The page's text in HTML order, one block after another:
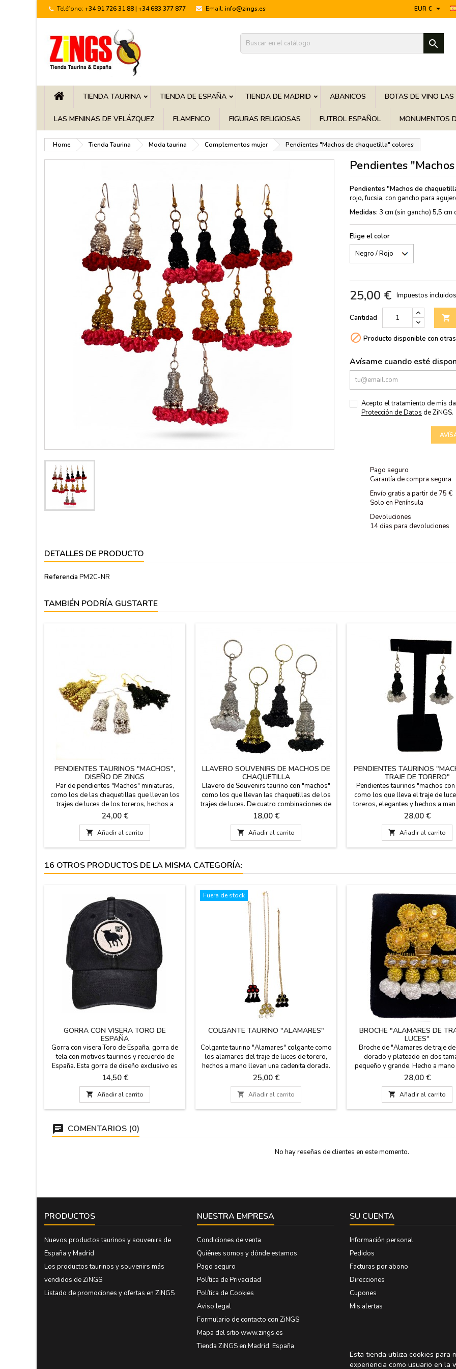
Teléfono: +34 91 726 31 88 | +34 683 377 877 Email: info@zings.es EUR € 

TIENDA TAURINA TIENDA DE ESPAÑA TIENDA DE MADRID ABANICOS BOTAS DE VINO LAS
LAS MENINAS DE VELÁZQUEZ FLAMENCO FIGURAS RELIGIOSAS FUTBOL ESPAÑOL MONUMENTOS
Home Tienda Taurina Moda taurina Complementos mujer Pendientes "Machos de chaquetilla" colores
Pendientes
Pendientes "Machos de
rojo, fucsia, con gancho para
Medidas: 3 cm (sin gancho) 5,5
Elige el color
25,00 € Impuestos incluidos
Cantidad 
 Producto disponible con
Avísame cuando esté
Acepto el tratamiento de mis
Protección de Datos de ZiNGS.
Pago seguro
Garantía de compra segura
Envío gratis a partir de 75 €
Solo en Península
Devoluciones
14 dias para devoluciones
DETALLES DE PRODUCTO
Referencia PM2C-NR
TAMBIÉN PODRÍA GUSTARTE
PENDIENTES TAURINOS "MACHOS",
DISEÑO DE ZINGS
Par de pendientes "Machos" miniaturas,
como los de las chaquetillas que llevan los
trajes de luces de los toreros, hechos a
mano y diseño exclusivo de ZiNGS, con
gancho para el agujero de la oreja anti-
alérgico. Disponible en tres colores: oro,
plata y azabache (negro). Medidas: 3 cm (sin
gancho) 5,5 cm con gancho y 1,5 de ancho.
Precio
24,00 €
 Añadir al carrito
LLAVERO SOUVENIRS DE MACHOS DE
CHAQUETILLA
Llavero de Souvenirs taurino con "machos"
como los que llevan las chaquetillas de los
trajes de luces. De cuatro combinaciones de
colores y medida de largo. Regalo para los
mas taurinos y aficionados, hechos
artesanalmente en España. Medidas: 10 cm
en total de largo con cadena y anilla. 5 cm
solamente el Macho de largo.
Precio
18,00 €
 Añadir al carrito
PENDIENTES TAURINOS
TRAJE DE TORERO"
Pendientes taurinos "machos
como los que lleva el traje de
toreros, elegantes y hechos a
la morita en contraste con los
hilo color oro, negro plata. Son
para agujero en la oreja,
Son pura moda taurina para
Medidas: 6 cm. de largo x 2 cm.
Precio
28,00 €
 Añadir al carrito
16 OTROS PRODUCTOS DE LA MISMA CATEGORÍA:
GORRA CON VISERA TORO DE
ESPAÑA
Gorra con visera Toro de España, gorra de
tela con motivos taurinos y recuerdo de
España. Esta gorra de diseño exclusivo es
el complemento ideal para los aficionados
que buscan un toque moderno sin perder la
esencia. Perfecta para tardes de plaza,
campo o uso diario, combina materiales de
alta calidad con una estética marcadamente
Precio
14,50 €
 Añadir al carrito
Fuera de stock
COLGANTE TAURINO "ALAMARES"
Colgante taurino "Alamares" colgante como
los alamares del traje de luces de torero,
hechos a mano llevan una cadenita dorada.
Medidas: 35 cm. de largo aproximadamente
con cadena, el alamar 4 x 3,5 cm.
Precio
25,00 €
 Añadir al carrito
BROCHE "ALAMARES DE
LUCES"
Broche de "Alamares de traje
dorado y plateado en dos
pequeño y grande. Hecho a
de oro y plata. Medidas:
Pequeño 4 x 4 cm
Precio
28,00 €
 Añadir al carrito
COMENTARIOS (0)
No hay reseñas de clientes en este momento.
PRODUCTOS
Nuevos productos taurinos y souvenirs de
España y Madrid
Los productos taurinos y souvenirs más
vendidos de ZiNGS
Listado de promociones y ofertas en ZiNGS
NUESTRA EMPRESA
Condiciones de venta
Quiénes somos y dónde estamos
Pago seguro
Política de Privacidad
Política de Cookies
Aviso legal
Formulario de contacto con ZiNGS
Mapa del sitio www.zings.es
Tienda ZiNGS en Madrid, España
SU CUENTA
Información personal
Pedidos
Facturas por abono
Direcciones
Cupones
Mis alertas
Esta tienda utiliza cookies para
experiencia como usuario en la